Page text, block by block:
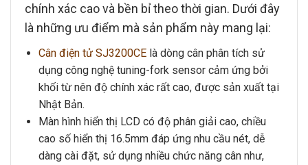
chính xác cao và bền bỉ theo thời gian. Dưới đây
là những ưu điểm mà sản phẩm này mang lại:
Cân điện tử SJ3200CE là dòng cân phân tích sử
dụng công nghệ tuning-fork sensor cảm ứng bởi
khối từ nên độ chính xác rất cao, được sản xuất tại
Nhật Bản.
Màn hình hiển thị LCD có độ phân giải cao, chiều
cao số hiển thị 16.5mm đáp ứng nhu cầu nét, dễ
dàng cài đặt, sử dụng nhiều chức năng cân như,